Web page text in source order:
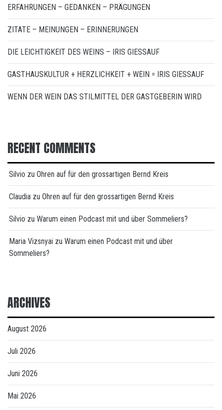
ERFAHRUNGEN – GEDANKEN – PRÄGUNGEN
ZITATE – MEINUNGEN – ERINNERUNGEN
DIE LEICHTIGKEIT DES WEINS – IRIS GIESSAUF
GASTHAUSKULTUR + HERZLICHKEIT + WEIN = IRIS GIESSAUF
WENN DER WEIN DAS STILMITTEL DER GASTGEBERIN WIRD
RECENT COMMENTS
Silvio zu Ohren auf für den grossartigen Bernd Kreis
Claudia zu Ohren auf für den grossartigen Bernd Kreis
Silvio zu Warum einen Podcast mit und über Sommeliers?
Maria Vizsnyai zu Warum einen Podcast mit und über
Sommeliers?
ARCHIVES
August 2026
Juli 2026
Juni 2026
Mai 2026